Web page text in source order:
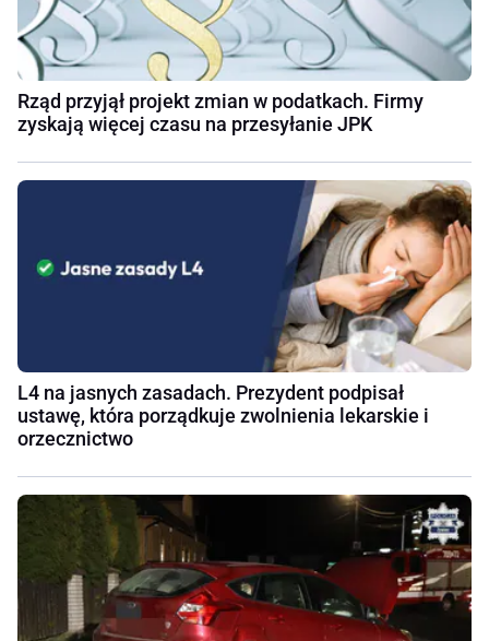
Rząd przyjął projekt zmian w podatkach. Firmy
zyskają więcej czasu na przesyłanie JPK
L4 na jasnych zasadach. Prezydent podpisał
ustawę, która porządkuje zwolnienia lekarskie i
orzecznictwo